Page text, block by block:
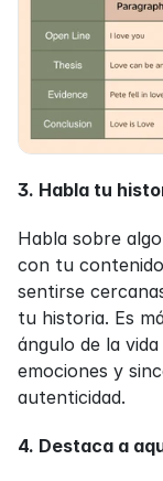
3. Habla tu
Habla sobre
con tu
sentirse
tu historia. Es
ángulo de la
emociones y
autenticidad.
4. Destaca a